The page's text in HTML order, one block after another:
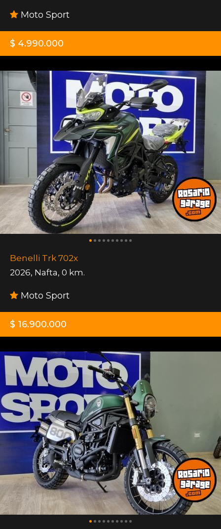
Moto Sport
$ 4.990.000
Benelli Trk 702x
2026, Nafta, 0 km.
Moto Sport
$ 16.900.000